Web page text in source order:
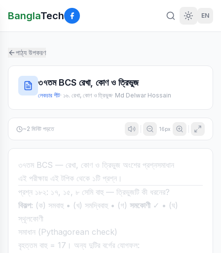
BanglaTech EN
পাঠ্য উপকরণ
৩৭তম BCS রেখা, কোণ ও ত্রিভুজ
লেকচার শীট· ১৬. রেখা, কোণ ও ত্রিভুজ· Md Delwar Hossain
~2 মিনিট পড়তে 16px
৩৭তম BCS — রেখা, কোণ ও ত্রিভুজ অংশের প্রশ্নসমাধান
এই পরীক্ষায় এই টপিক থেকে ১টি প্রশ্ন।
প্রশ্ন ১৮২: ১৭, ১৫, ৮ সেমি বাহু — ত্রিভুজটি কী ধরনের?
বিকল্প: (ক) সমবাহু • (খ) সমদ্বিবাহু • (গ) সমকোণী ✓ • (ঘ)
স্থূলকোণী
সমাধান (Pythagorean check)
বৃহত্তম বাহু = 17। অন্য দুটির বর্গের যোগফল: